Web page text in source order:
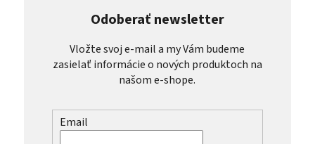
Odoberať newsletter
Vložte svoj e-mail a my Vám budeme
zasielať informácie o nových produktoch na
našom e-shope.
Email